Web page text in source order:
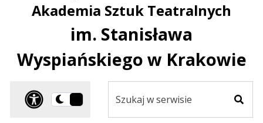
Akademia Sztuk Teatralnych
im. Stanisława
Wyspiańskiego w Krakowie
Panel dostosowania
Przełącz
serwisie